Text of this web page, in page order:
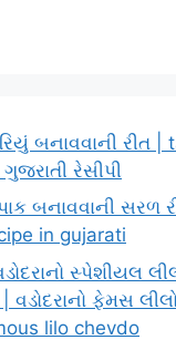
બનાવવાની રીત |
રેસીપી
બનાવવાની સરળ
in gujarati
સ્પેશીયલ
વડોદરાનો ફેમસ
lilo chevdo